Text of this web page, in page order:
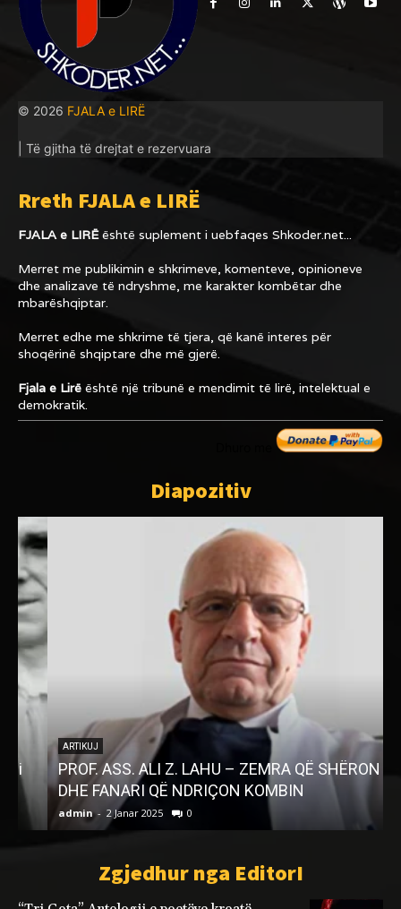
© 2026 FJALA e LIRË
| Të gjitha të drejtat e rezervuara
Rreth FJALA e LIRË
FJALA e LIRËështë suplement i uebfaqes Shkoder.net...
Merret me publikimin e shkrimeve, komenteve, opinioneve
dhe analizave të ndryshme, me karakter kombëtar dhe
mbarëshqiptar.
Merret edhe me shkrime të tjera, që kanë interes për
shoqërinë shqiptare dhe më gjerë.
Fjala e Lirë është një tribunë e mendimit të lirë, intelektual e
demokratik.
Diapozitiv
ARTIKUJ
PROF. ASS. ALI Z. LAHU – ZEMRA QË SHËRON
DHE FANARI QË NDRIÇON KOMBIN
admin - 2 Janar 2025 0
Zgjedhur nga EditorI